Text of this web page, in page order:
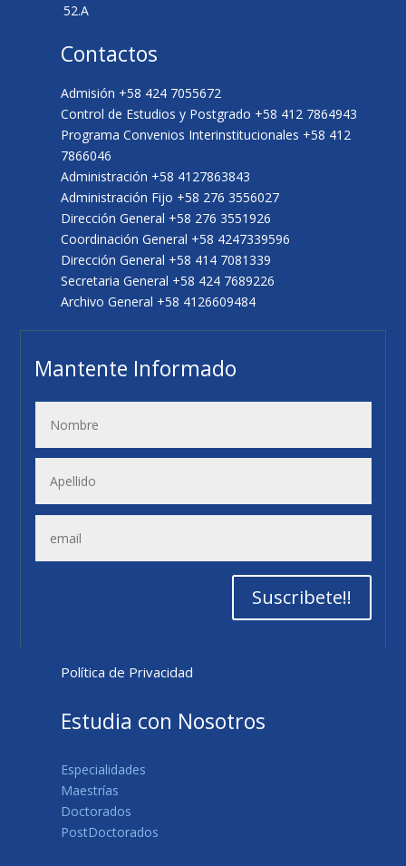
52.A
Contactos
Admisión +58 424 7055672
Control de Estudios y Postgrado +58 412 7864943
Programa Convenios Interinstitucionales +58 412
7866046
Administración +58 4127863843
Administración Fijo +58 276 3556027
Dirección General +58 276 3551926
Coordinación General +58 4247339596
Dirección General +58 414 7081339
Secretaria General +58 424 7689226
Archivo General +58 4126609484
Mantente Informado
Suscribete!!
Política de Privacidad
Estudia con Nosotros
Especialidades
Maestrías
Doctorados
PostDoctorados